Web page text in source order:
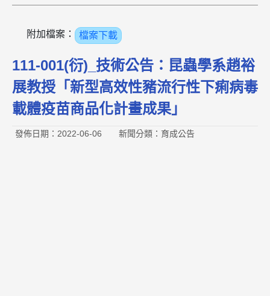
附加檔案： 檔案下載
111-001(衍)_技術公告：昆蟲學系趙裕
展教授「新型高效性豬流行性下痢病毒
載體疫苗商品化計畫成果」
發佈日期：2022-06-06 新聞分類：育成公告